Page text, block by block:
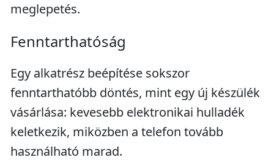
meglepetés.
Fenntarthatóság
Egy alkatrész beépítése sokszor
fenntarthatóbb döntés, mint egy új készülék
vásárlása: kevesebb elektronikai hulladék
keletkezik, miközben a telefon tovább
használható marad.